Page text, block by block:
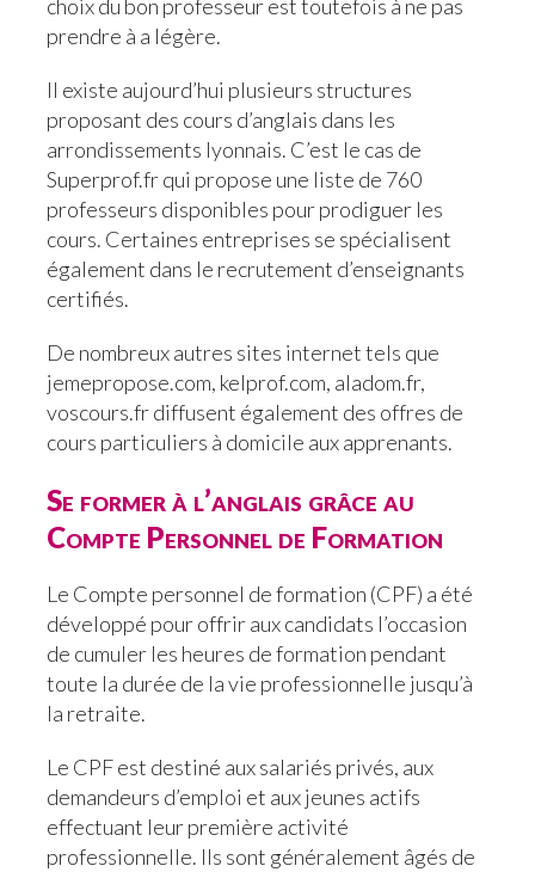
choix du bon professeur est toutefois à ne pas
prendre à a légère.
Il existe aujourd’hui plusieurs structures
proposant des cours d’anglais dans les
arrondissements lyonnais. C’est le cas de
Superprof.fr qui propose une liste de 760
professeurs disponibles pour prodiguer les
cours. Certaines entreprises se spécialisent
également dans le recrutement d’enseignants
certifiés.
De nombreux autres sites internet tels que
jemepropose.com, kelprof.com, aladom.fr,
voscours.fr diffusent également des offres de
cours particuliers à domicile aux apprenants.
Se former à l’anglais grâce au
Compte Personnel de Formation
Le Compte personnel de formation (CPF) a été
développé pour offrir aux candidats l’occasion
de cumuler les heures de formation pendant
toute la durée de la vie professionnelle jusqu’à
la retraite.
Le CPF est destiné aux salariés privés, aux
demandeurs d’emploi et aux jeunes actifs
effectuant leur première activité
professionnelle. Ils sont généralement âgés de